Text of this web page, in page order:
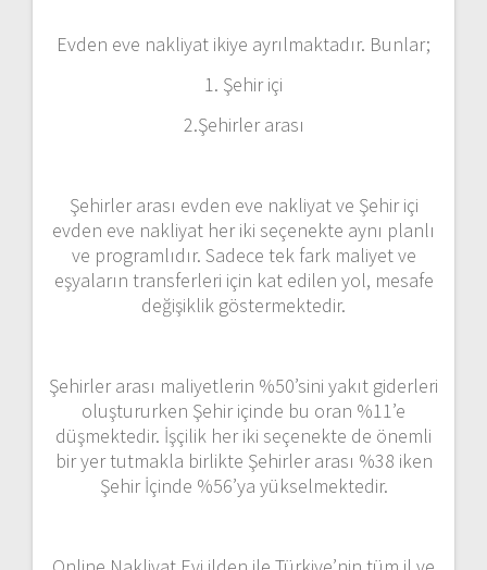
Evden eve nakliyat ikiye ayrılmaktadır. Bunlar;
1. Şehir içi
2.Şehirler arası
Şehirler arası evden eve nakliyat ve Şehir içi
evden eve nakliyat her iki seçenekte aynı planlı
ve programlıdır. Sadece tek fark maliyet ve
eşyaların transferleri için kat edilen yol, mesafe
değişiklik göstermektedir.
Şehirler arası maliyetlerin %50’sini yakıt giderleri
oluştururken Şehir içinde bu oran %11’e
düşmektedir. İşçilik her iki seçenekte de önemli
bir yer tutmakla birlikte Şehirler arası %38 iken
Şehir İçinde %56’ya yükselmektedir.